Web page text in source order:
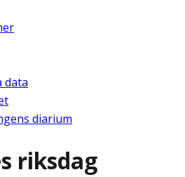
data
diarium
riksdag